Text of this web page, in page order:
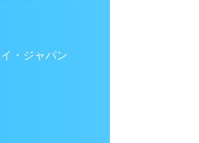
・ジャパン